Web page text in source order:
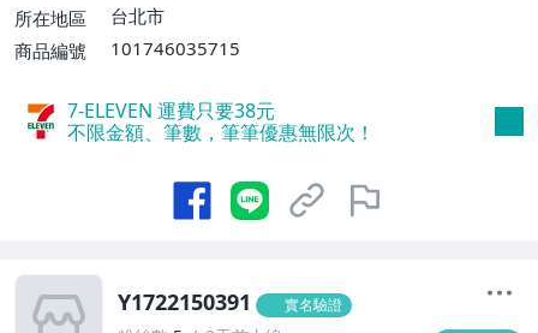
所在地區
台北市
商品編號
101746035715
7-ELEVEN 運費只要38元
不限金額、筆數，筆筆優惠無限次！
Y1722150391 實名驗證